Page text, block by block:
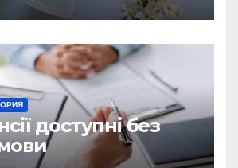
доступні без